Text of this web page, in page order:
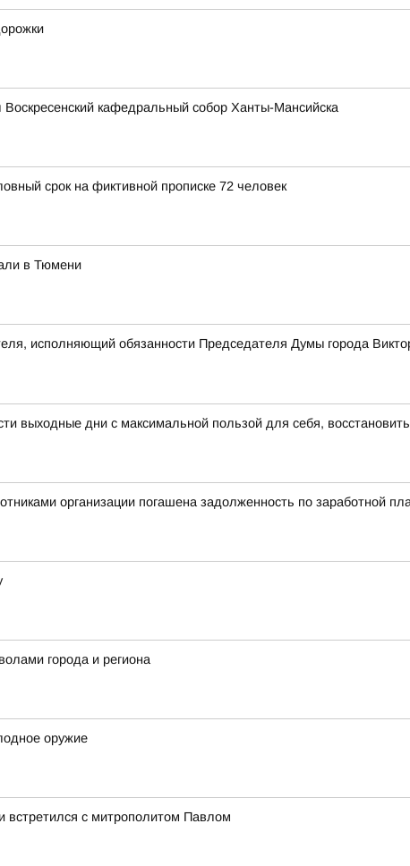
кафедральный собор Ханты-Мансийска
срок на фиктивной прописке 72 человек
в Тюмени
исполняющий обязанности Председателя Думы города
выходные дни с максимальной пользой для себя,
организации погашена задолженность по заработной
города и региона
оружие
с митрополитом Павлом